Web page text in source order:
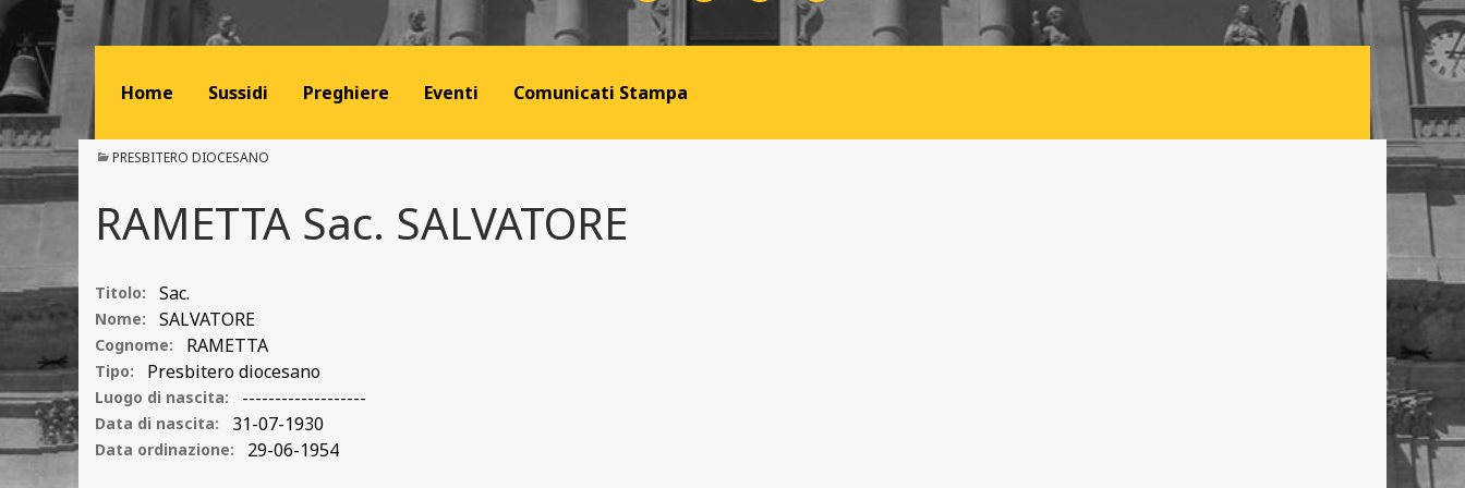
Home Sussidi Preghiere Eventi Comunicati Stampa
PRESBITERO DIOCESANO
RAMETTA Sac. SALVATORE
Titolo: Sac.
Nome: SALVATORE
Cognome: RAMETTA
Tipo: Presbitero diocesano
Luogo di nascita: -------------------
Data di nascita: 31-07-1930
Data ordinazione: 29-06-1954